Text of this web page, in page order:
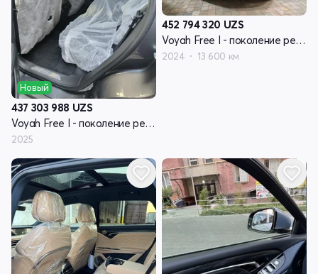
Новый
437 303 988 UZS
Voyah Free I - поколение рестайлинг
2025
452 794 320 UZS
Voyah Free I - поколение рестайлинг
2024 13 600 км